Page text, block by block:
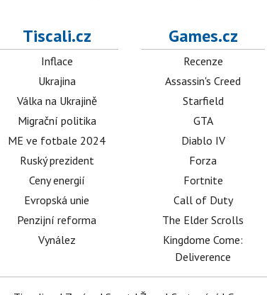
Tiscali.cz
Inflace
Ukrajina
Válka na Ukrajině
Migrační politika
ME ve fotbale 2024
Ruský prezident
Ceny energií
Evropská unie
Penzijní reforma
Vynález
Games.cz
Recenze
Assassin's Creed
Starfield
GTA
Diablo IV
Forza
Fortnite
Call of Duty
The Elder Scrolls
Kingdome Come:
Deliverence